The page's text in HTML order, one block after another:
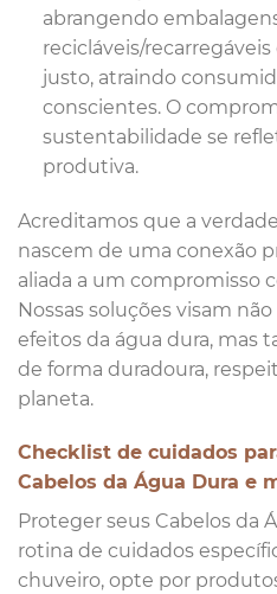
abrangendo
recicláveis/
justo, atraindo
conscientes. O
sustentabilidade se
produtiva.
Acreditamos que a
nascem de uma conexão
aliada a um compromisso
Nossas soluções visam
efeitos da água dura, mas
de forma duradoura,
planeta.
Checklist de cuidados
Cabelos da Água Dura e
Proteger seus Cabelos da
rotina de cuidados
chuveiro, opte por